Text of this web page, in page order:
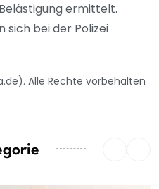
ermittelt.
sich bei der Polizei
Alle Rechte vorbehalten